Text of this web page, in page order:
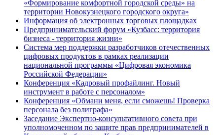
«Формирование комфортной городской среды» на
территории Новокузнецкого городского округа»
Информация об электронных торговых площадках
Предпринимательский форум «Кузбасс: территория
бизнеса - территория жизни»
Система мер поддержки разработчиков отечественных
цифровых продуктов в рамках реализации
национальной программы «Цифровая экономика
Российской Федерации»
Конференция «Кадровый профайлинг. Новый
инструмент в работе с персоналом»
Конференция «Обмани меня, если сможешь! Проверка
персонала без полиграфа»
Заседание Экспертно-консультативного совета при
уполномоченном по защите прав предпринимателей в